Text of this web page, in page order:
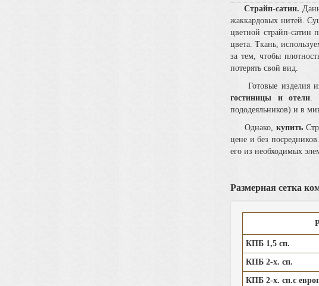
Страйп-сатин.
жаккардовых нитей.
цветной страйп-сатин
цвета.Ткань,
за тем, чтобы
потерять свой вид.
Готовые изделия из
гостиницы и отели .
пододеяльников) и в
Однако, купить
цене и без
его из необходимых
Размерная сетка
КПБ 1,5 сп.
КПБ 2-х. сп.
КПБ 2-х. сп.с